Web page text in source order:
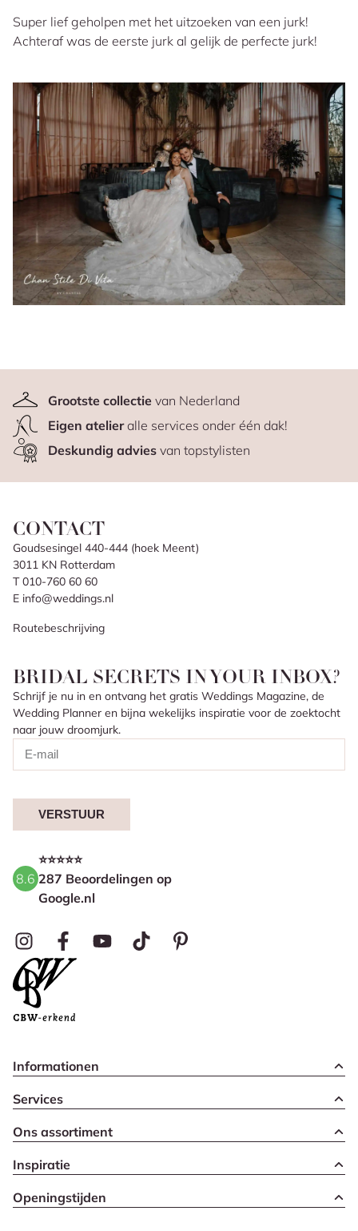
Super lief geholpen met het uitzoeken van een jurk!
Achteraf was de eerste jurk al gelijk de perfecte jurk!
Grootste collectievan Nederland
Eigen atelieralle services onder één dak!
Deskundig adviesvan topstylisten
CONTACT
Goudsesingel 440-444 (hoek Meent)
3011 KN Rotterdam
T 010-760 60 60
E info@weddings.nl
Routebeschrijving
BRIDAL SECRETS IN YOUR INBOX?
Schrijf je nu in en ontvang het gratis Weddings Magazine, de
Wedding Planner en bijna wekelijks inspiratie voor de zoektocht
naar jouw droomjurk.
VERSTUUR
8.6
⭐⭐⭐⭐⭐
287 Beoordelingen op
Google.nl
Informationen
Services
Ons assortiment
Inspiratie
Openingstijden